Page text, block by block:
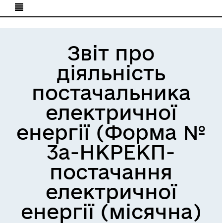
Звіт про
діяльність
постачальника
електричної
енергії (Форма №
3а-НКРЕКП-
постачання
електричної
енергії (місячна)